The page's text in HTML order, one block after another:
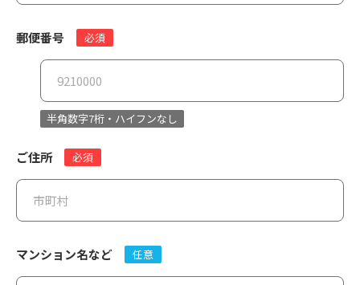
郵便番号 必須
半角数字7桁・ハイフンなし
ご住所 必須
マンション名など 任意